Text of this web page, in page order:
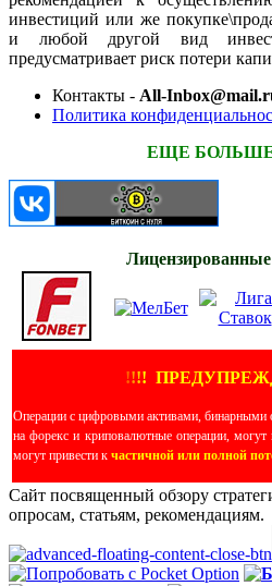
инвестиций или же
и любой другой вид
предусматривает риск потери
Контакты - All-
Политика
ЕЩЕ
!!!!
Операции с цифровыми активами, бинарными
на форекс и криповалютные операции, могут
могут привести к частичной или полной
Сайт посвященный обзору
опросам, статьям, рекомендациям.